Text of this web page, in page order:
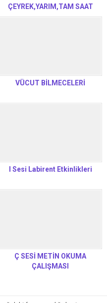
ÇEYREK,YARIM,TAM SAAT
OKUMA ALIŞTIRMALARI
VÜCUT BİLMECELERİ
I Sesi Labirent Etkinlikleri
Ç SESİ METİN OKUMA
ÇALIŞMASI